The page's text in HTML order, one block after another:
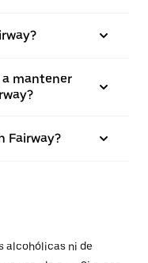
a mantener
Fairway?
alcohólicas ni de